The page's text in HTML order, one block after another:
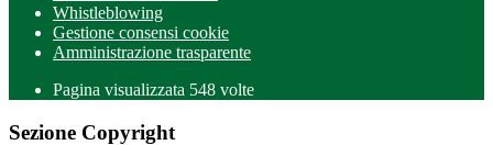
Whistleblowing
Gestione consensi cookie
Amministrazione trasparente
Pagina visualizzata 548 volte
Sezione Copyright